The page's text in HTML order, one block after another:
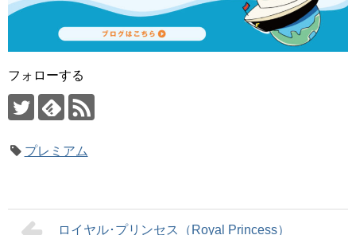
フォローする
プレミアム
ロイヤル･プリンセス（Royal Princess）